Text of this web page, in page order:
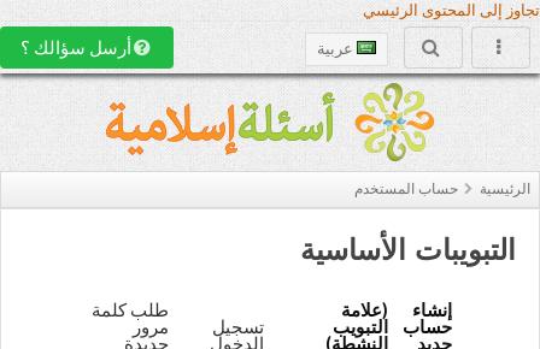
تجاوز إلى المحتوى الرئيسي
عربية أرسل سؤالك ؟
الرئيسية حساب المستخدم
التبويبات الأساسية
إنشاء
حساب
جديد
(علامة
التبويب
النشطة)
تسجيل
الدخول
طلب كلمة
مرور
جديدة